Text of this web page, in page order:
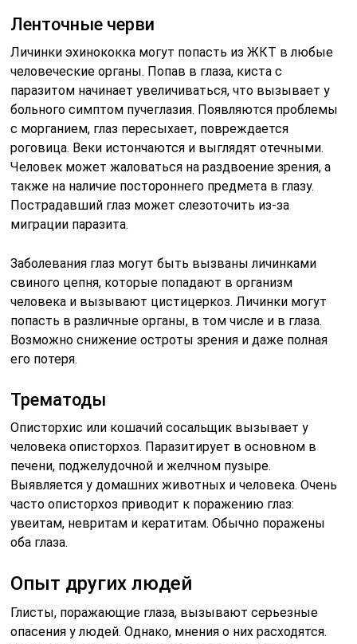
Ленточные черви
Личинки эхинококка могут попасть из ЖКТ в любые
человеческие органы. Попав в глаза, киста с
паразитом начинает увеличиваться, что вызывает у
больного симптом пучеглазия. Появляются проблемы
с морганием, глаз пересыхает, повреждается
роговица. Веки истончаются и выглядят отечными.
Человек может жаловаться на раздвоение зрения, а
также на наличие постороннего предмета в глазу.
Пострадавший глаз может слезоточить из-за
миграции паразита.
Заболевания глаз могут быть вызваны личинками
свиного цепня, которые попадают в организм
человека и вызывают цистицеркоз. Личинки могут
попасть в различные органы, в том числе и в глаза.
Возможно снижение остроты зрения и даже полная
его потеря.
Трематоды
Описторхис или кошачий сосальщик вызывает у
человека описторхоз. Паразитирует в основном в
печени, поджелудочной и желчном пузыре.
Выявляется у домашних животных и человека. Очень
часто описторхоз приводит к поражению глаз:
увеитам, невритам и кератитам. Обычно поражены
оба глаза.
Опыт других людей
Глисты, поражающие глаза, вызывают серьезные
опасения у людей. Однако, мнения о них расходятся.